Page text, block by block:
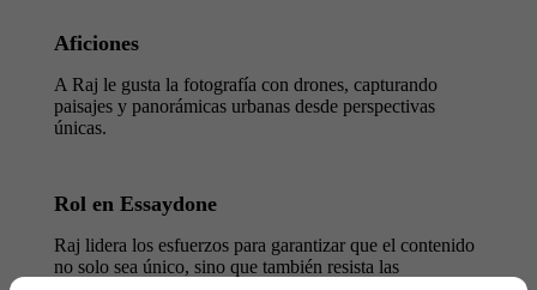
Aficiones
A Raj le gusta la fotografía con drones, capturando
paisajes y panorámicas urbanas desde perspectivas
únicas.
Rol en Essaydone
Raj lidera los esfuerzos para garantizar que el contenido
no solo sea único, sino que también resista las